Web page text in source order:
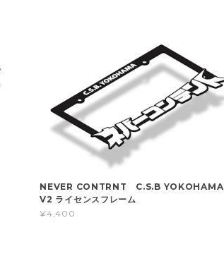
NEVER CONTRNT C.S.B YOKOHAMA
V2 ライセンスフレーム
¥4,400